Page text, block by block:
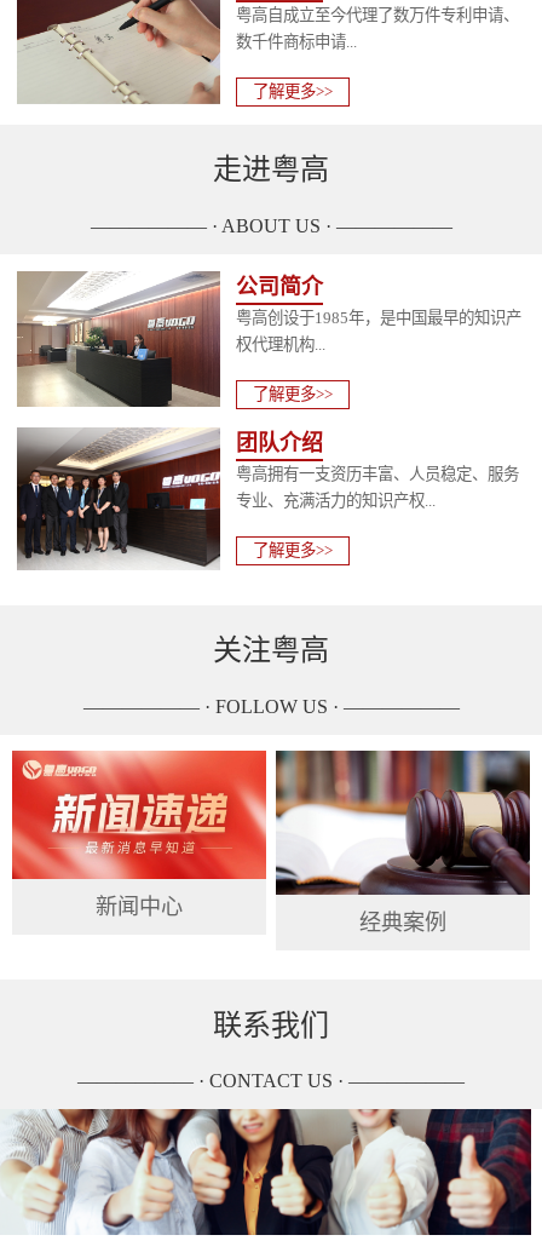
粤高自成立至今代理了数万件专利申请、
数千件商标申请...
了解更多>>
走进粤高
—————— · ABOUT US · ——————
公司简介
粤高创设于1985年，是中国最早的知识产
权代理机构...
了解更多>>
团队介绍
粤高拥有一支资历丰富、人员稳定、服务
专业、充满活力的知识产权...
了解更多>>
关注粤高
—————— · FOLLOW US · ——————
新闻中心
经典案例
联系我们
—————— · CONTACT US · ——————